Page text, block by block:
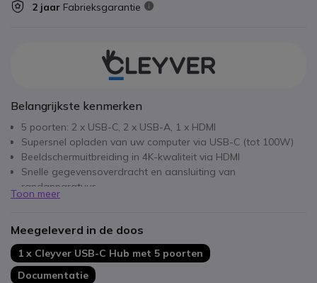
2 jaar Fabrieksgarantie
Belangrijkste kenmerken
5 poorten: 2 x USB-C, 2 x USB-A, 1 x HDMI
Supersnel opladen van uw computer via USB-C (tot 100W)
Beeldschermuitbreiding in 4K-kwaliteit via HDMI
Snelle gegevensoverdracht en aansluiting van
randapparatuur
Compact formaat, gemakkelijk mee te nemen
Toon meer
Meegeleverd in de doos
1 x Cleyver USB-C Hub met 5 poorten
Documentatie